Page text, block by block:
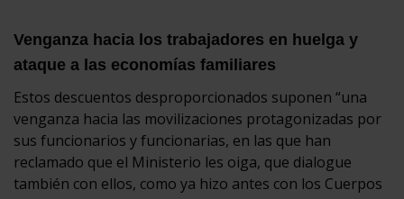
Venganza hacia los trabajadores en huelga y
ataque a las economías familiares
Estos descuentos desproporcionados suponen “una
venganza hacia las movilizaciones protagonizadas por
sus funcionarios y funcionarias, en las que han
reclamado que el Ministerio les oiga, que dialogue
también con ellos, como ya hizo antes con los Cuerpos